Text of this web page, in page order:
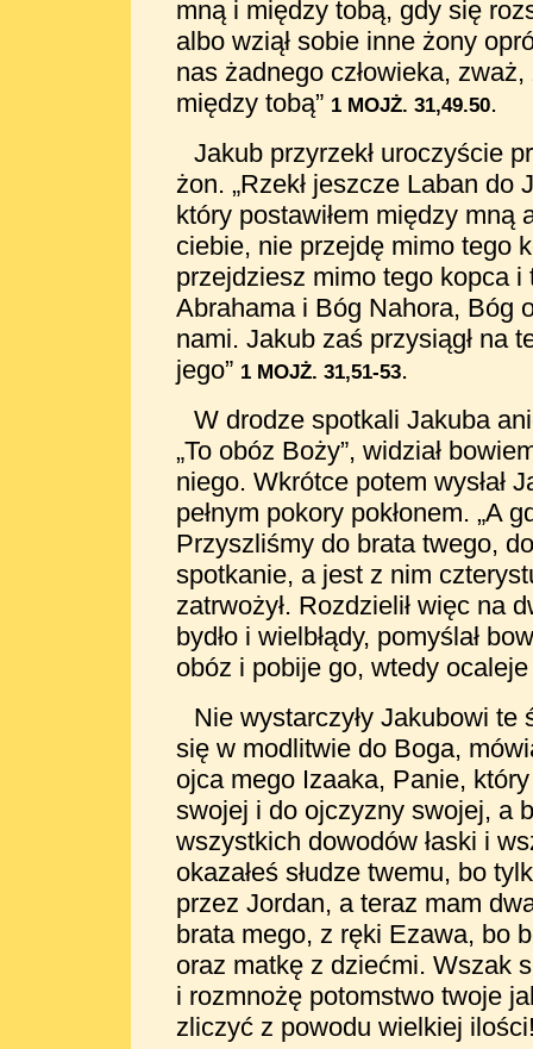
mną i między tobą, gdy się
albo wziął sobie inne żony
nas żadnego człowieka,
między tobą” 1 MOJŻ. 31,49.50.
Jakub przyrzekł uroczyście
żon. „Rzekł jeszcze Laban
który postawiłem między
ciebie, nie przejdę mimo tego
przejdziesz mimo tego kopca i
Abrahama i Bóg Nahora, Bóg
nami. Jakub zaś przysiągł na
jego” 1 MOJŻ. 31,51-53.
W drodze spotkali Jakuba
„To obóz Boży”, widział
niego. Wkrótce potem wysłał
pełnym pokory pokłonem. „A
Przyszliśmy do brata twego,
spotkanie, a jest z nim
zatrwożył. Rozdzielił więc na
bydło i wielbłądy, pomyślał
obóz i pobije go, wtedy
Nie wystarczyły Jakubowi te
się w modlitwie do Boga,
ojca mego Izaaka, Panie,
swojej i do ojczyzny swojej, a
wszystkich dowodów łaski i
okazałeś słudze twemu, bo
przez Jordan, a teraz mam
brata mego, z ręki Ezawa, bo
oraz matkę z dziećmi. Wszak
i rozmnożę potomstwo twoje
zliczyć z powodu wielkiej